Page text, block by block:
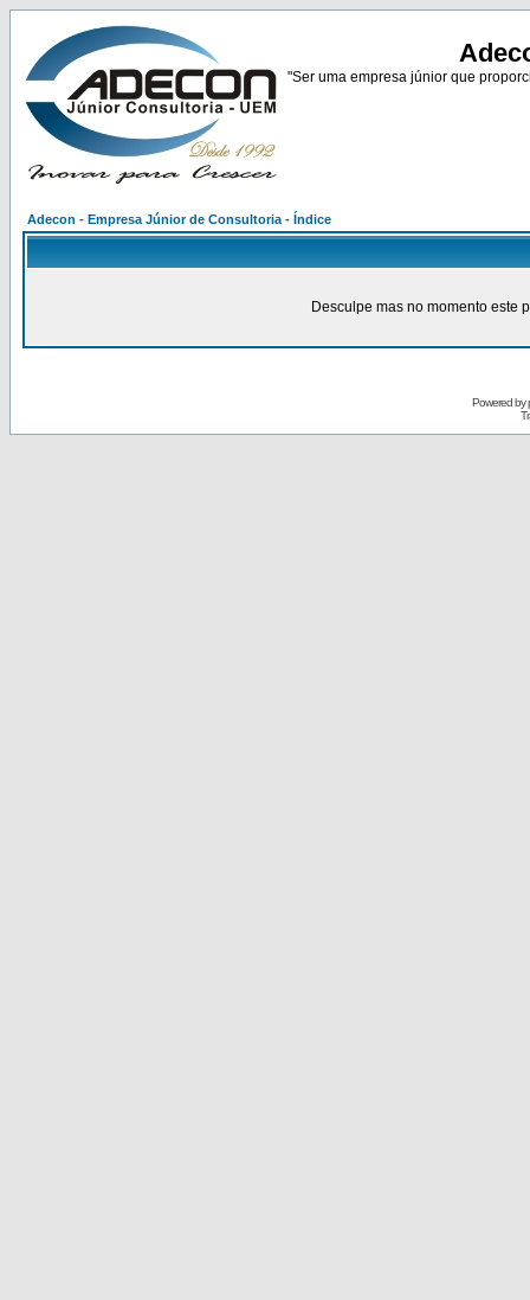
"Ser uma empresa júnior que
Adecon - Empresa Júnior de Consultoria - Índice
Desculpe mas no momento este
Powered by